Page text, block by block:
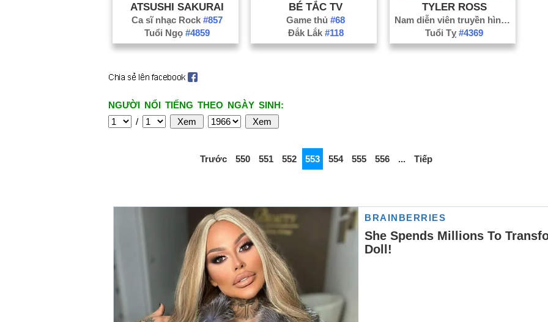
ATSUSHI SAKURAI
Ca sĩ nhạc Rock#857
Tuổi Ngọ#4859
BÉ TẮC TV
Game thủ#68
Đắk Lắk #118
TYLER ROSS
Nam diễn viên truyền hình#3336
Tuổi Tỵ#4369
NGƯỜI NỔI TIẾNG THEO NGÀY SINH:
/
Trước 550 551 552 553 554 555 556 ... Tiếp